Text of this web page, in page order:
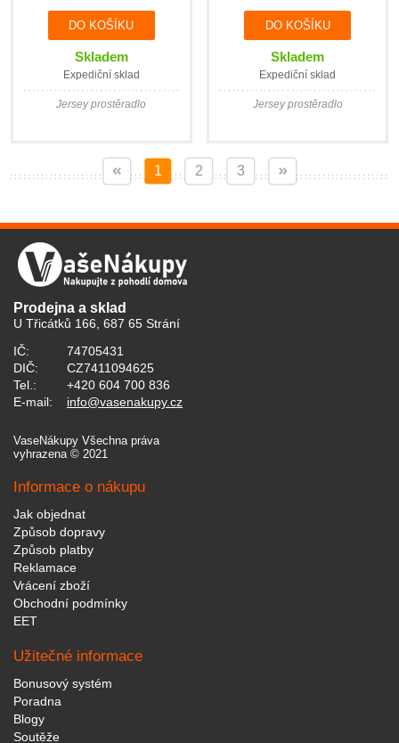
Skladem
Expediční sklad
Jersey prostěradlo
Skladem
Expediční sklad
Jersey prostěradlo
1 2 3
Prodejna a sklad
U Třicátků 166, 687 65 Strání
IČ:
74705431
DIČ:
CZ7411094625
Tel.:
+420 604 700 836
E-mail:
info@vasenakupy.cz
VaseNákupy Všechna práva
vyhrazena © 2021
Informace o nákupu
Jak objednat
Způsob dopravy
Způsob platby
Reklamace
Vrácení zboží
Obchodní podmínky
EET
Užitečné informace
Bonusový systém
Poradna
Blogy
Soutěže